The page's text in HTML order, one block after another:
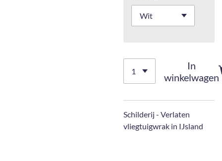
In
winkelwagen
Schilderij - Verlaten
vliegtuigwrak in IJsland